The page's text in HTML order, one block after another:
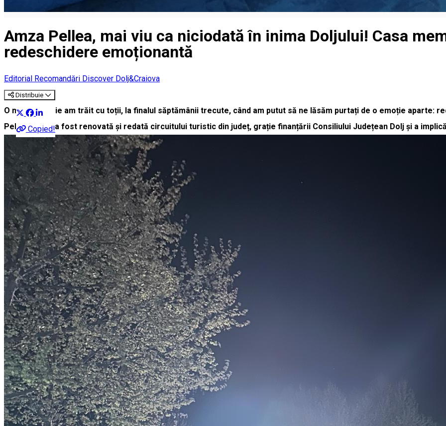
Amza Pellea, mai viu ca niciodată în inima Doljului! Casa
redeschidere emoționantă
Editorial Recomandări Discover Dolj&Craiova
Distribuie
Copied!
O mare bucurie am trăit cu toții, la finalul săptămânii trecute, când am putut să ne lăsăm purtați de o emoție aparte:
Pellea”, care a fost renovată și redată circuitului turistic din județ, grație finanțării Consiliului Județean Dolj și a